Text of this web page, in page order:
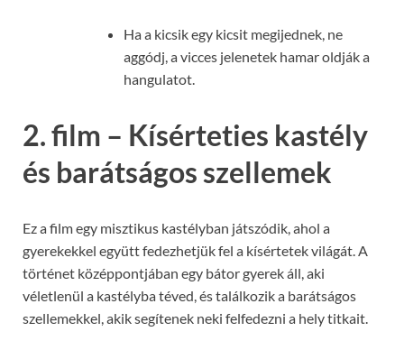
Ha a kicsik egy kicsit megijednek, ne
aggódj, a vicces jelenetek hamar oldják a
hangulatot.
2. film – Kísérteties kastély
és barátságos szellemek
Ez a film egy misztikus kastélyban játszódik, ahol a
gyerekekkel együtt fedezhetjük fel a kísértetek világát. A
történet középpontjában egy bátor gyerek áll, aki
véletlenül a kastélyba téved, és találkozik a barátságos
szellemekkel, akik segítenek neki felfedezni a hely titkait.